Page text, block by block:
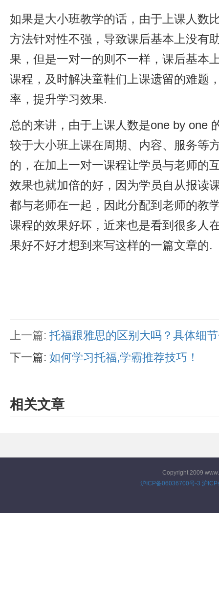
如果是大小班教学的话，由于上课人数
方法针对性不强，导致课后基本上没有
果，但是一对一的则不一样，课后基本
课程，及时解决童鞋们上课遗留的难题
率，提升学习效果.
总的来讲，由于上课人数是one by one
较于大小班上课在周期、内容、服务等
的，在加上一对一课程让学员与老师的
效果也就加倍的好，因为学员自从报读
都与老师在一起，因此分配到老师的教
课程的效果好坏，近来也是看到很多人
果好不好才想到来写这样的一篇文章的.
上一篇: 托福跟雅思的区别大吗？具体细
下一篇: 如何学习托福,学霸推荐技巧！
相关文章
Copyright 2009
沪ICP备06036700号-3 沪